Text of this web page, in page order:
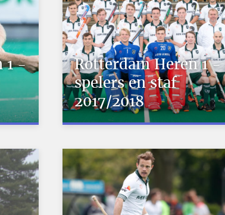
1 -
Rotterdam Heren 1 -
spelers en staf
2017/2018